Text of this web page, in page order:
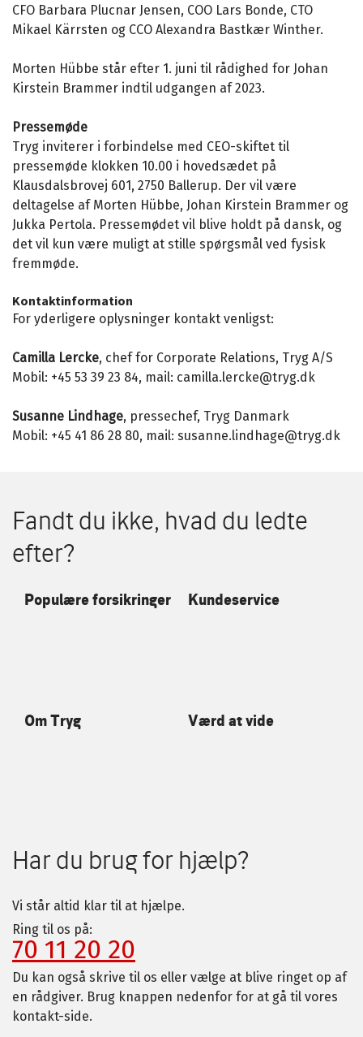
CFO Barbara Plucnar Jensen, COO Lars Bonde, CTO
Mikael Kärrsten og CCO Alexandra Bastkær Winther.
Morten Hübbe står efter 1. juni til rådighed for Johan
Kirstein Brammer indtil udgangen af 2023.
Pressemøde
Tryg inviterer i forbindelse med CEO-skiftet til
pressemøde klokken 10.00 i hovedsædet på
Klausdalsbrovej 601, 2750 Ballerup. Der vil være
deltagelse af Morten Hübbe, Johan Kirstein Brammer og
Jukka Pertola. Pressemødet vil blive holdt på dansk, og
det vil kun være muligt at stille spørgsmål ved fysisk
fremmøde.
Kontaktinformation
For yderligere oplysninger kontakt venligst:
Camilla Lercke, chef for Corporate Relations, Tryg A/S
Mobil: +45 53 39 23 84, mail: camilla.lercke@tryg.dk
Susanne Lindhage, pressechef, Tryg Danmark
Mobil: +45 41 86 28 80, mail: susanne.lindhage@tryg.dk
Fandt du ikke, hvad du ledte
efter?
Populære forsikringer Kundeservice
Om Tryg Værd at vide
Har du brug for hjælp?
Vi står altid klar til at hjælpe.
Ring til os på:
70 11 20 20
Du kan også skrive til os eller vælge at blive ringet op af
en rådgiver. Brug knappen nedenfor for at gå til vores
kontakt-side.